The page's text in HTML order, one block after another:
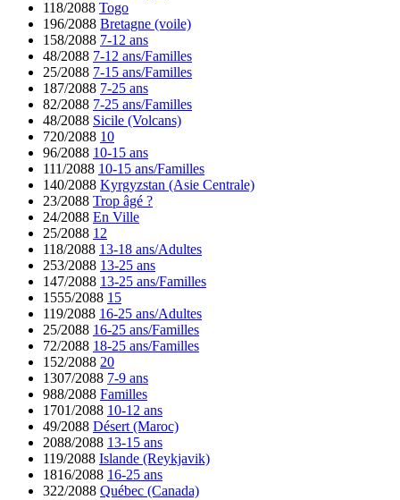
118/2088 Togo
196/2088 Bretagne (voile)
158/2088 7-12 ans
48/2088 7-12 ans/Familles
25/2088 7-15 ans/Familles
187/2088 7-25 ans
82/2088 7-25 ans/Familles
48/2088 Sicile (Volcans)
720/2088 10
96/2088 10-15 ans
111/2088 10-15 ans/Familles
140/2088 Kyrgyzstan (Asie Centrale)
23/2088 Trop âgé ?
24/2088 En Ville
25/2088 12
118/2088 13-18 ans/Adultes
253/2088 13-25 ans
147/2088 13-25 ans/Familles
1555/2088 15
119/2088 16-25 ans/Adultes
25/2088 16-25 ans/Familles
72/2088 18-25 ans/Familles
152/2088 20
1307/2088 7-9 ans
988/2088 Familles
1701/2088 10-12 ans
49/2088 Désert (Maroc)
2088/2088 13-15 ans
119/2088 Islande (Reykjavik)
1816/2088 16-25 ans
322/2088 Québec (Canada)